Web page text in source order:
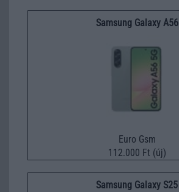
Samsung Galaxy A56
Euro Gsm
112.000 Ft (új)
Samsung Galaxy S25